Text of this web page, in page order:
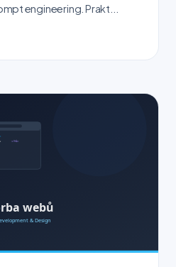
engineering. Prakt...